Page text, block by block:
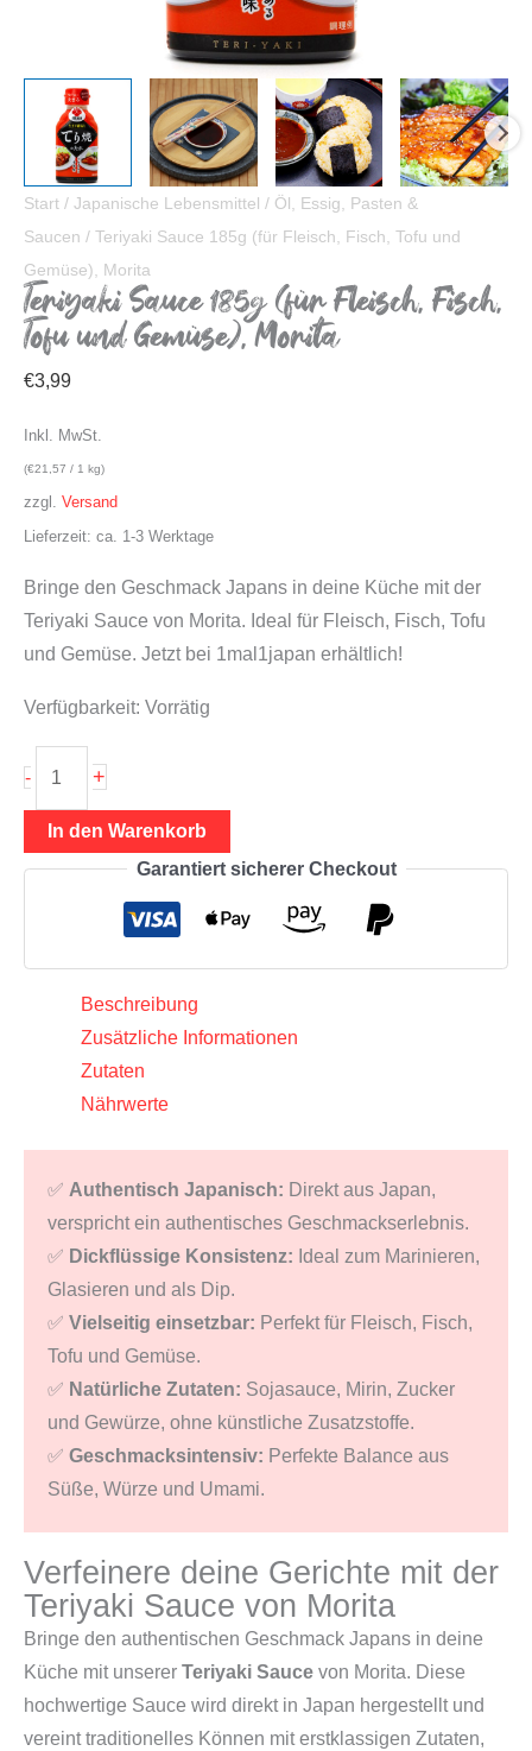
Start / Japanische Lebensmittel / Öl, Essig, Pasten &
Saucen / Teriyaki Sauce 185g (für Fleisch, Fisch, Tofu und
Gemüse), Morita
Teriyaki Sauce 185g (für Fleisch, Fisch,
Tofu und Gemüse), Morita
€3,99
Inkl. MwSt.
(€21,57 / 1 kg)
zzgl. Versand
Lieferzeit: ca. 1-3 Werktage
Bringe den Geschmack Japans in deine Küche mit der
Teriyaki Sauce von Morita. Ideal für Fleisch, Fisch, Tofu
und Gemüse. Jetzt bei 1mal1japan erhältlich!
Verfügbarkeit: Vorrätig
-
Teriyaki
185g
Gemüse),
Morita
Menge
+
In den Warenkorb
Garantiert sicherer Checkout
Beschreibung
Zusätzliche Informationen
Zutaten
Nährwerte
✅ Authentisch Japanisch: Direkt aus Japan,
verspricht ein authentisches Geschmackserlebnis.
✅ Dickflüssige Konsistenz: Ideal zum Marinieren,
Glasieren und als Dip.
✅ Vielseitig einsetzbar: Perfekt für Fleisch, Fisch,
Tofu und Gemüse.
✅ Natürliche Zutaten: Sojasauce, Mirin, Zucker
und Gewürze, ohne künstliche Zusatzstoffe.
✅ Geschmacksintensiv: Perfekte Balance aus
Süße, Würze und Umami.
Verfeinere deine Gerichte mit der
Teriyaki Sauce von Morita
Bringe den authentischen Geschmack Japans in deine
Küche mit unserer Teriyaki Sauce von Morita. Diese
hochwertige Sauce wird direkt in Japan hergestellt und
vereint traditionelles Können mit erstklassigen Zutaten,